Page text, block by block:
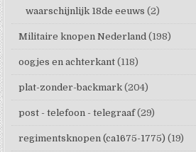
waarschijnlijk 18de eeuws (2)
Militaire knopen Nederland (198)
oogjes en achterkant (118)
plat-zonder-backmark (204)
post - telefoon - telegraaf (29)
regimentsknopen (ca1675-1775) (19)